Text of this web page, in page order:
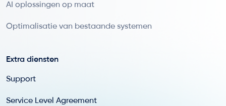
AI oplossingen op maat
Optimalisatie van bestaande systemen
Extra diensten
Support
Service Level Agreement